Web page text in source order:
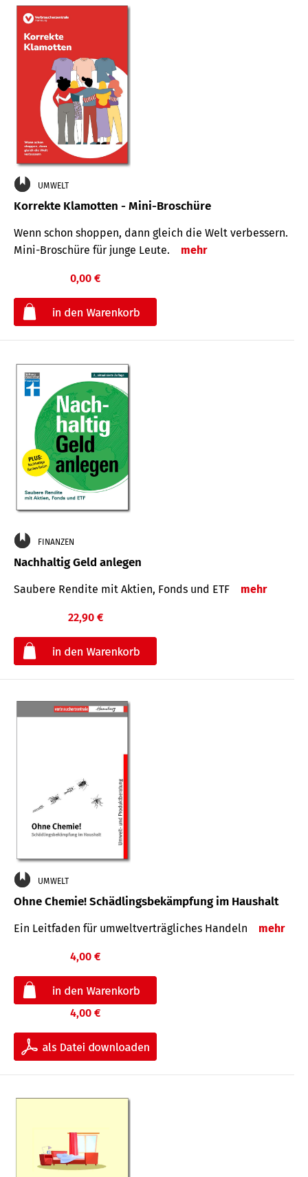
UMWELT
Korrekte Klamotten - Mini-Broschüre
Wenn schon shoppen, dann gleich die Welt verbessern.
Mini-Broschüre für junge Leute.
mehr
0,00 €
FINANZEN
Nachhaltig Geld anlegen
Saubere Rendite mit Aktien, Fonds und ETF mehr
22,90 €
UMWELT
Ohne Chemie! Schädlingsbekämpfung im Haushalt
Ein Leitfaden für um­welt­ver­träg­liches Han­deln mehr
4,00 €
4,00 €